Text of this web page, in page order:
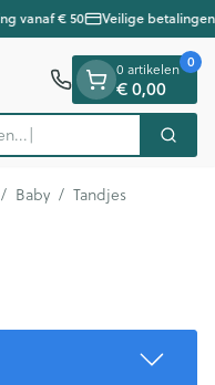
vanaf € 50 Veilige betalingen
Zoek
0 artikelen
€ 0,00
0
/ Baby / Tandjes